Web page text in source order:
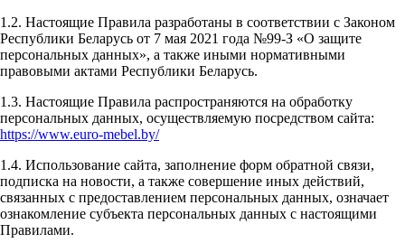
1.2. Настоящие Правила разработаны в соответствии с Законом
Республики Беларусь от 7 мая 2021 года №99-З «О защите
персональных данных», а также иными нормативными
правовыми актами Республики Беларусь.
1.3. Настоящие Правила распространяются на обработку
персональных данных, осуществляемую посредством сайта:
https://www.euro-mebel.by/
1.4. Использование сайта, заполнение форм обратной связи,
подписка на новости, а также совершение иных действий,
связанных с предоставлением персональных данных, означает
ознакомление субъекта персональных данных с настоящими
Правилами.